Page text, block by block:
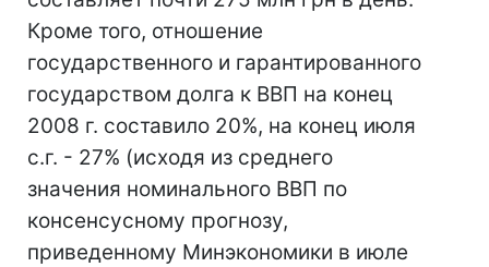
Кроме того, отношение
государственного и гарантированного
государством долга к ВВП на конец
2008 г. составило 20%, на конец июля
с.г. - 27% (исходя из среднего
значения номинального ВВП по
консенсусному прогнозу,
приведенному Минэкономики в июле